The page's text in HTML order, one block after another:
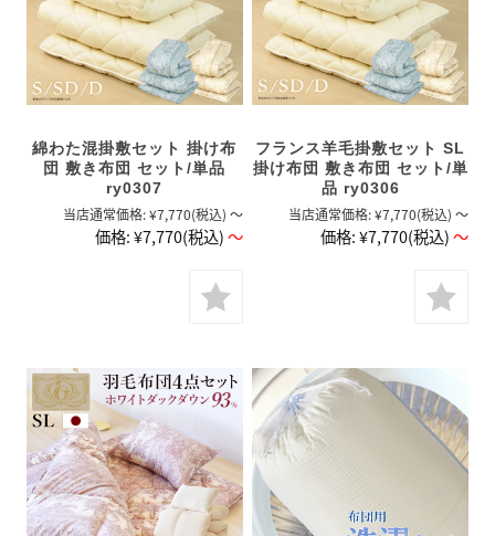
綿わた混掛敷セット 掛け布
団 敷き布団 セット/単品
ry0307
当店通常価格:¥7,770(税込) ～
価格:¥7,770(税込)～
フランス羊毛掛敷セット SL
掛け布団 敷き布団 セット/単
品 ry0306
当店通常価格:¥7,770(税込) ～
価格:¥7,770(税込)～